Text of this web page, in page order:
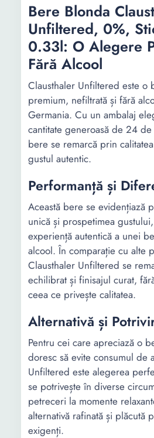
Bere Blonda
Unfiltered, 0%,
0.33l: O Alegere
Fără Alcool
Clausthaler Unfiltered este o
premium, nefiltrată și fără
Germania. Cu un ambalaj
cantitate generoasă de 24 de
bere se remarcă prin
gustul autentic.
Performanță și
Această bere se evidențiază
unică și prospetimea
experiență autentică a unei
alcool. În comparație cu alte
Clausthaler Unfiltered se
echilibrat și finisajul curat,
ceea ce privește calitatea.
Alternativă și
Pentru cei care apreciază o
doresc să evite consumul de
Unfiltered este alegerea
se potrivește în diverse
petreceri la momente
alternativă rafinată și plăcută
exigenți.